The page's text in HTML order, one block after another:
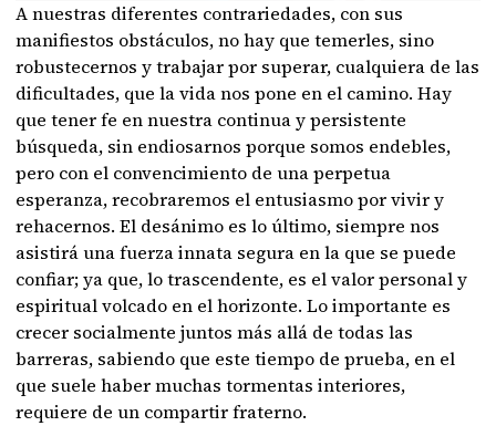
A nuestras diferentes contrariedades, con sus
manifiestos obstáculos, no hay que temerles, sino
robustecernos y trabajar por superar, cualquiera de las
dificultades, que la vida nos pone en el camino. Hay
que tener fe en nuestra continua y persistente
búsqueda, sin endiosarnos porque somos endebles,
pero con el convencimiento de una perpetua
esperanza, recobraremos el entusiasmo por vivir y
rehacernos. El desánimo es lo último, siempre nos
asistirá una fuerza innata segura en la que se puede
confiar; ya que, lo trascendente, es el valor personal y
espiritual volcado en el horizonte. Lo importante es
crecer socialmente juntos más allá de todas las
barreras, sabiendo que este tiempo de prueba, en el
que suele haber muchas tormentas interiores,
requiere de un compartir fraterno.